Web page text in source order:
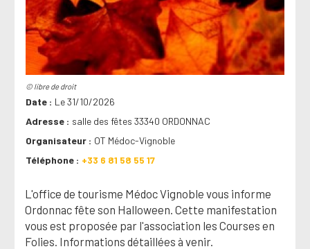
© libre de droit
Date
Le 31/10/2026
Adresse
salle des fêtes 33340 ORDONNAC
Organisateur
OT Médoc-Vignoble
Téléphone
+33 6 81 58 55 17
L'office de tourisme Médoc Vignoble vous informe
Ordonnac fête son Halloween. Cette manifestation
vous est proposée par l'association les Courses en
Folies. Informations détaillées à venir.